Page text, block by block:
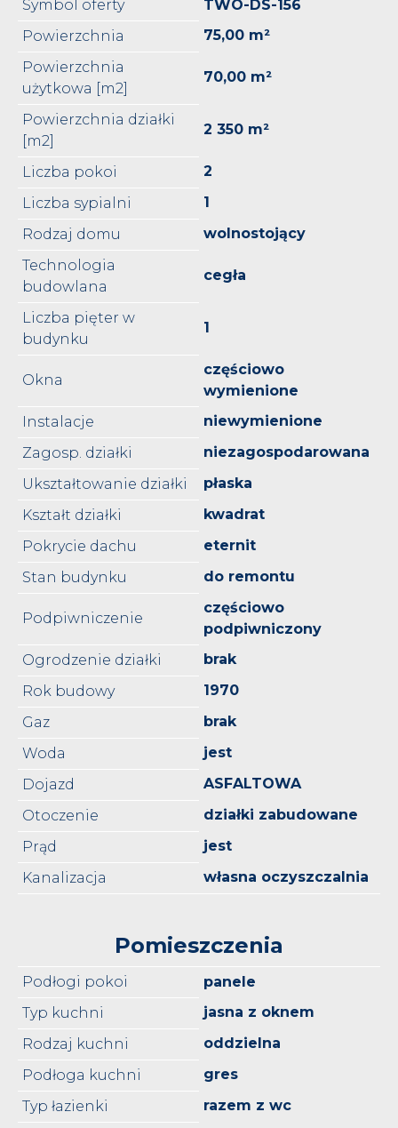
Symbol oferty
TWO-DS-156
Powierzchnia
75,00 m²
Powierzchnia
użytkowa [m2]
70,00 m²
Powierzchnia działki
[m2]
2 350 m²
Liczba pokoi
2
Liczba sypialni
1
Rodzaj domu
wolnostojący
Technologia
budowlana
cegła
Liczba pięter w
budynku
1
Okna
częściowo
wymienione
Instalacje
niewymienione
Zagosp. działki
niezagospodarowana
Ukształtowanie działki
płaska
Kształt działki
kwadrat
Pokrycie dachu
eternit
Stan budynku
do remontu
Podpiwniczenie
częściowo
podpiwniczony
Ogrodzenie działki
brak
Rok budowy
1970
Gaz
brak
Woda
jest
Dojazd
ASFALTOWA
Otoczenie
działki zabudowane
Prąd
jest
Kanalizacja
własna oczyszczalnia
Pomieszczenia
Podłogi pokoi
panele
Typ kuchni
jasna z oknem
Rodzaj kuchni
oddzielna
Podłoga kuchni
gres
Typ łazienki
razem z wc